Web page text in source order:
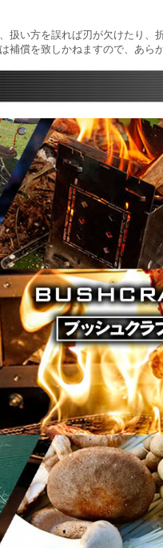
扱い方を誤れば刃が欠けたり、
補償を致しかねますので、あら